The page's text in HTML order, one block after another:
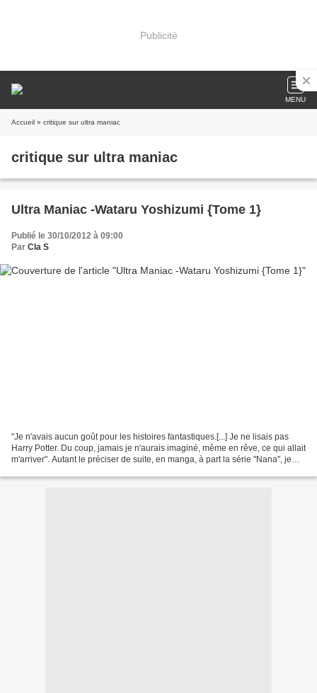
Publicité
MENU
Accueil » critique sur ultra maniac
critique sur ultra maniac
Ultra Maniac -Wataru Yoshizumi {Tome 1}
Publié le 30/10/2012 à 09:00
Par Cla S
"Je n'avais aucun goût pour les histoires fantastiques.[...] Je ne lisais pas
Harry Potter. Du coup, jamais je n'aurais imaginé, même en rêve, ce qui allait
m'arriver". Autant le préciser de suite, en manga, à part la série "Nana", je